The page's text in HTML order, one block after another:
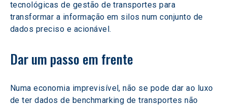
tecnológicas de gestão de transportes para
transformar a informação em silos num conjunto de
dados preciso e acionável.
Dar um passo em frente
Numa economia imprevisível, não se pode dar ao luxo
de ter dados de benchmarking de transportes não